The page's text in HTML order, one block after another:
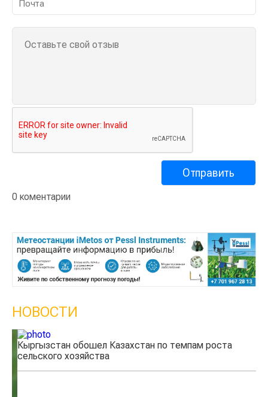
0 коментарии
НОВОСТИ
Кыргызстан обошел Казахстан по темпам роста
сельского хозяйства